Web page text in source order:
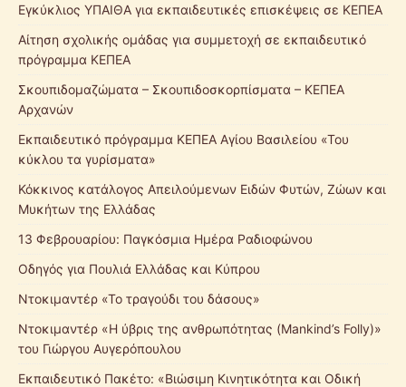
Εγκύκλιος ΥΠΑΙΘΑ για εκπαιδευτικές επισκέψεις σε ΚΕΠΕΑ
Αίτηση σχολικής ομάδας για συμμετοχή σε εκπαιδευτικό
πρόγραμμα ΚΕΠΕΑ
Σκουπιδομαζώματα – Σκουπιδοσκορπίσματα – ΚΕΠΕΑ
Αρχανών
Εκπαιδευτικό πρόγραμμα ΚΕΠΕΑ Αγίου Βασιλείου «Του
κύκλου τα γυρίσματα»
Κόκκινος κατάλογος Απειλούμενων Ειδών Φυτών, Ζώων και
Μυκήτων της Ελλάδας
13 Φεβρουαρίου: Παγκόσμια Ημέρα Ραδιοφώνου
Οδηγός για Πουλιά Ελλάδας και Κύπρου
Ντοκιμαντέρ «Το τραγούδι του δάσους»
Ντοκιμαντέρ «Η ύβρις της ανθρωπότητας (Mankind’s Folly)»
του Γιώργου Αυγερόπουλου
Εκπαιδευτικό Πακέτο: «Βιώσιμη Κινητικότητα και Οδική